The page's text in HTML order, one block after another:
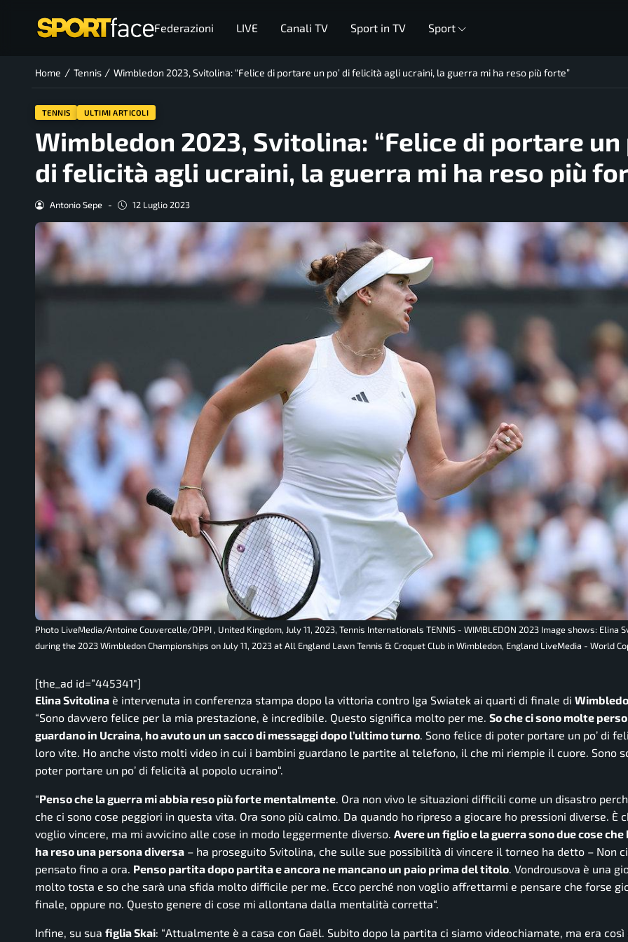
Federazioni LIVE Canali TV Sport in TV Sport
Home / Tennis / Wimbledon 2023, Svitolina: “Felice di portare un po’ di felicità agli ucraini, la guerra mi ha reso più forte”
TENNIS ULTIMI ARTICOLI
Wimbledon 2023, Svitolina: “Felice di portare un
di felicità agli ucraini, la guerra mi ha reso più
Antonio Sepe - 12 Luglio 2023
Photo LiveMedia/Antoine Couvercelle/DPPI , United Kingdom, July 11, 2023, Tennis Internationals TENNIS - WIMBLEDON 2023 Image shows: Elina
during the 2023 Wimbledon Championships on July 11, 2023 at All England Lawn Tennis & Croquet Club in Wimbledon, England LiveMedia - World
[the_ad id=”445341″]
Elina Svitolina è intervenuta in conferenza stampa dopo la vittoria contro Iga Swiatek ai quarti di finale di
“Sono davvero felice per la mia prestazione, è incredibile. Questo significa molto per me. So che ci sono molte
guardano in Ucraina, ho avuto un un sacco di messaggi dopo l’ultimo turno. Sono felice di poter portare un po’ di
loro vite. Ho anche visto molti video in cui i bambini guardano le partite al telefono, il che mi riempie il cuore. Sono
poter portare un po’ di felicità al popolo ucraino“.
“Penso che la guerra mi abbia reso più forte mentalmente. Ora non vivo le situazioni difficili come un disastro
che ci sono cose peggiori in questa vita. Ora sono più calmo. Da quando ho ripreso a giocare ho pressioni diverse. È
voglio vincere, ma mi avvicino alle cose in modo leggermente diverso. Avere un figlio e la guerra sono due cose che
ha reso una persona diversa – ha proseguito Svitolina, che sulle sue possibilità di vincere il torneo ha detto – Non
pensato fino a ora. Penso partita dopo partita e ancora ne mancano un paio prima del titolo. Vondrousova è una
molto tosta e so che sarà una sfida molto difficile per me. Ecco perché non voglio affrettarmi e pensare che forse
finale, oppure no. Questo genere di cose mi allontana dalla mentalità corretta“.
Infine, su sua figlia Skai: “Attualmente è a casa con Gaël. Subito dopo la partita ci siamo videochiamate, ma era